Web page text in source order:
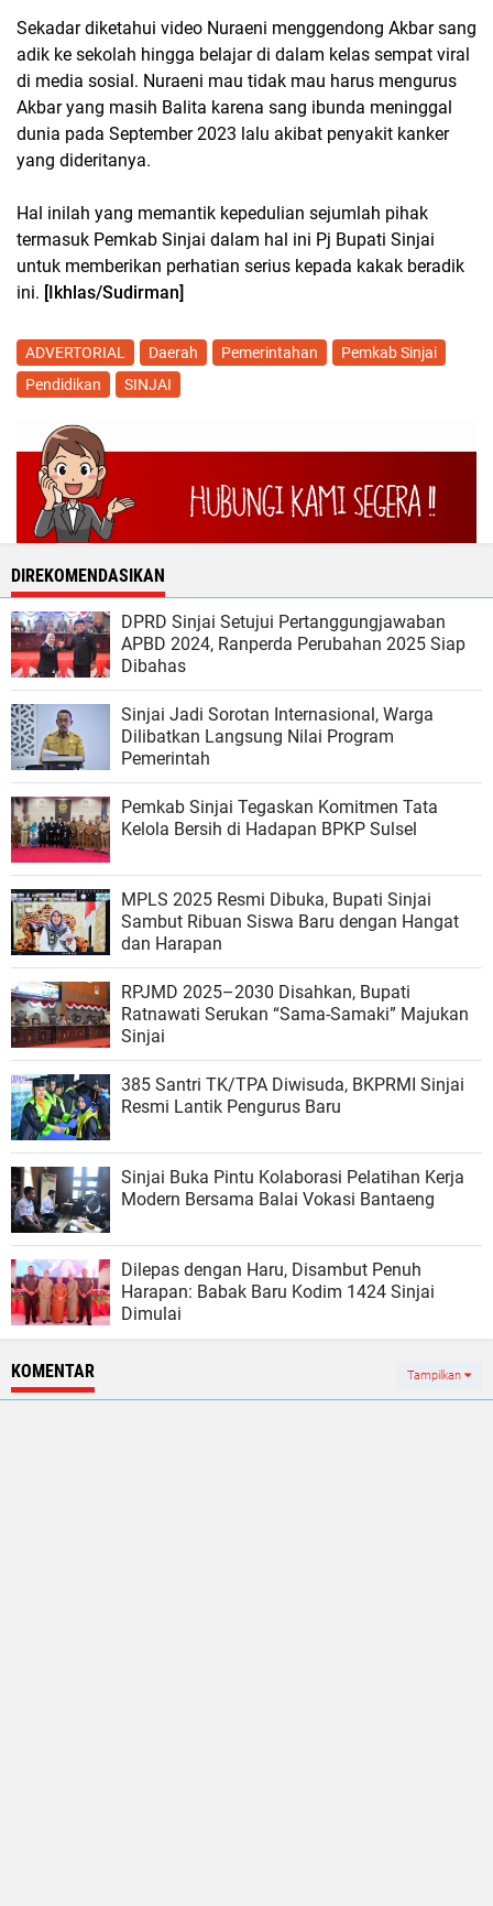
Sekadar diketahui video Nuraeni menggendong Akbar sang
adik ke sekolah hingga belajar di dalam kelas sempat viral
di media sosial. Nuraeni mau tidak mau harus mengurus
Akbar yang masih Balita karena sang ibunda meninggal
dunia pada September 2023 lalu akibat penyakit kanker
yang dideritanya.
Hal inilah yang memantik kepedulian sejumlah pihak
termasuk Pemkab Sinjai dalam hal ini Pj Bupati Sinjai
untuk memberikan perhatian serius kepada kakak beradik
ini. [Ikhlas/Sudirman]
ADVERTORIAL Daerah Pemerintahan
Pemkab Sinjai
Pendidikan
SINJAI
DIREKOMENDASIKAN
DPRD Sinjai Setujui Pertanggungjawaban
APBD 2024, Ranperda Perubahan 2025 Siap
Dibahas
Sinjai Jadi Sorotan Internasional, Warga
Dilibatkan Langsung Nilai Program
Pemerintah
Pemkab Sinjai Tegaskan Komitmen Tata
Kelola Bersih di Hadapan BPKP Sulsel
MPLS 2025 Resmi Dibuka, Bupati Sinjai
Sambut Ribuan Siswa Baru dengan Hangat
dan Harapan
RPJMD 2025–2030 Disahkan, Bupati
Ratnawati Serukan “Sama-Samaki” Majukan
Sinjai
385 Santri TK/TPA Diwisuda, BKPRMI Sinjai
Resmi Lantik Pengurus Baru
Sinjai Buka Pintu Kolaborasi Pelatihan Kerja
Modern Bersama Balai Vokasi Bantaeng
Dilepas dengan Haru, Disambut Penuh
Harapan: Babak Baru Kodim 1424 Sinjai
Dimulai
KOMENTAR Tampilkan